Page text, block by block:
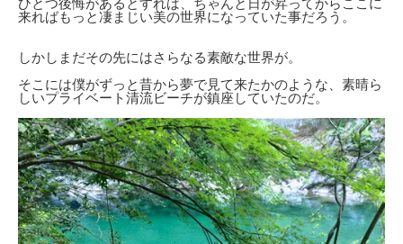
来ればもっと凄まじい美の世界になっていた事だろう。
しかしまだその先にはさらなる素敵な世界が。
そこには僕がずっと昔から夢で見て来たかのような、素晴ら
しいプライベート清流ビーチが鎮座していたのだ。